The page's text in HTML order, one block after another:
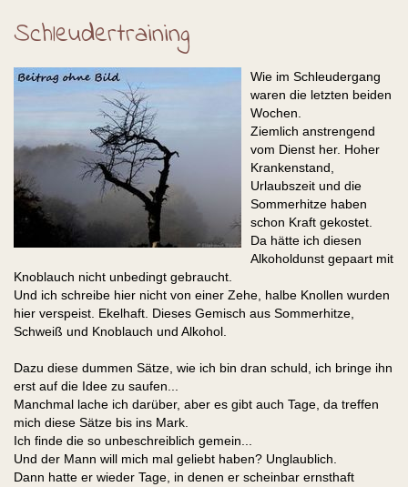
Schleudertraining
Wie im Schleudergang
waren die letzten beiden
Wochen.
Ziemlich anstrengend
vom Dienst her. Hoher
Krankenstand,
Urlaubszeit und die
Sommerhitze haben
schon Kraft gekostet.
Da hätte ich diesen
Alkoholdunst gepaart mit
Knoblauch nicht unbedingt gebraucht.
Und ich schreibe hier nicht von einer Zehe, halbe Knollen wurden
hier verspeist. Ekelhaft. Dieses Gemisch aus Sommerhitze,
Schweiß und Knoblauch und Alkohol.
Dazu diese dummen Sätze, wie ich bin dran schuld, ich bringe ihn
erst auf die Idee zu saufen...
Manchmal lache ich darüber, aber es gibt auch Tage, da treffen
mich diese Sätze bis ins Mark.
Ich finde die so unbeschreiblich gemein...
Und der Mann will mich mal geliebt haben? Unglaublich.
Dann hatte er wieder Tage, in denen er scheinbar ernsthaft